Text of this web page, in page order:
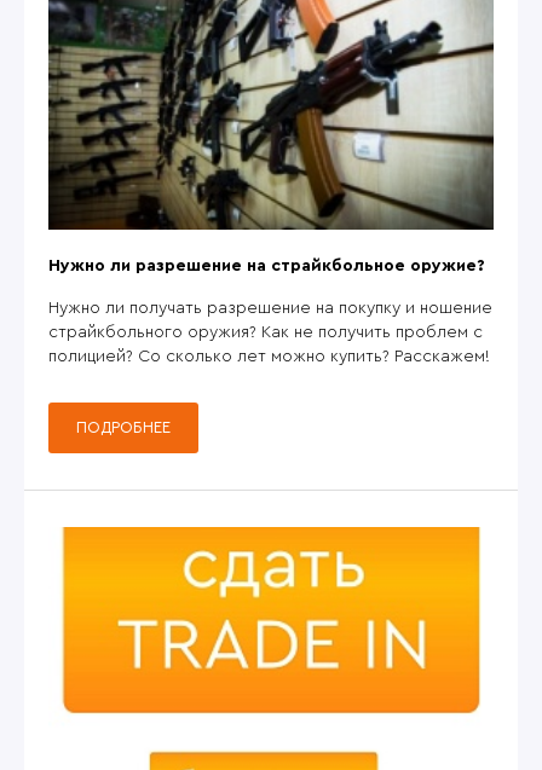
Нужно ли разрешение на страйкбольное оружие?
Нужно ли получать разрешение на покупку и ношение
страйкбольного оружия? Как не получить проблем с
полицией? Со сколько лет можно купить? Расскажем!
ПОДРОБНЕЕ